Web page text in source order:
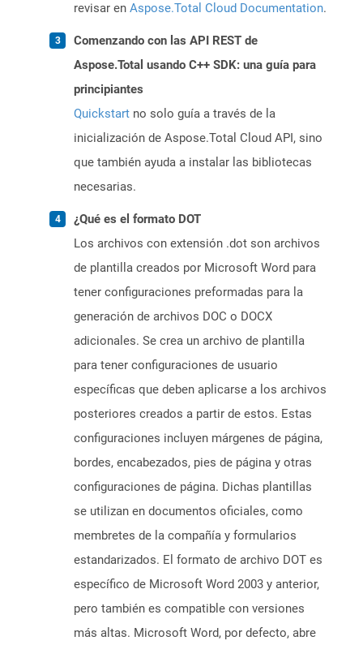
revisar en Aspose.Total Cloud Documentation.
Comenzando con las API REST de
Aspose.Total usando C++ SDK: una guía para
principiantes
Quickstart no solo guía a través de la
inicialización de Aspose.Total Cloud API, sino
que también ayuda a instalar las bibliotecas
necesarias.
¿Qué es el formato DOT
Los archivos con extensión .dot son archivos
de plantilla creados por Microsoft Word para
tener configuraciones preformadas para la
generación de archivos DOC o DOCX
adicionales. Se crea un archivo de plantilla
para tener configuraciones de usuario
específicas que deben aplicarse a los archivos
posteriores creados a partir de estos. Estas
configuraciones incluyen márgenes de página,
bordes, encabezados, pies de página y otras
configuraciones de página. Dichas plantillas
se utilizan en documentos oficiales, como
membretes de la compañía y formularios
estandarizados. El formato de archivo DOT es
específico de Microsoft Word 2003 y anterior,
pero también es compatible con versiones
más altas. Microsoft Word, por defecto, abre